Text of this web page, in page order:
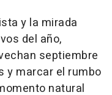
y la mirada
del año,
septiembre
y marcar el rumbo
natural